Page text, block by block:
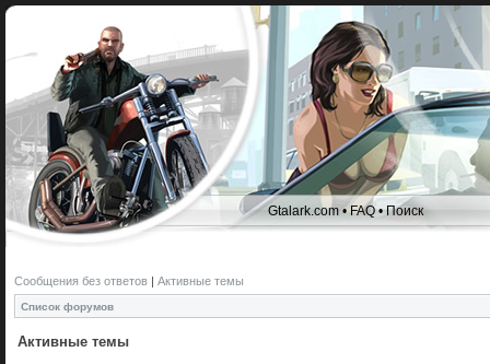
Gtalark.com •FAQ•Поиск
Сообщения без ответов | Активные темы
Список форумов
Активные темы